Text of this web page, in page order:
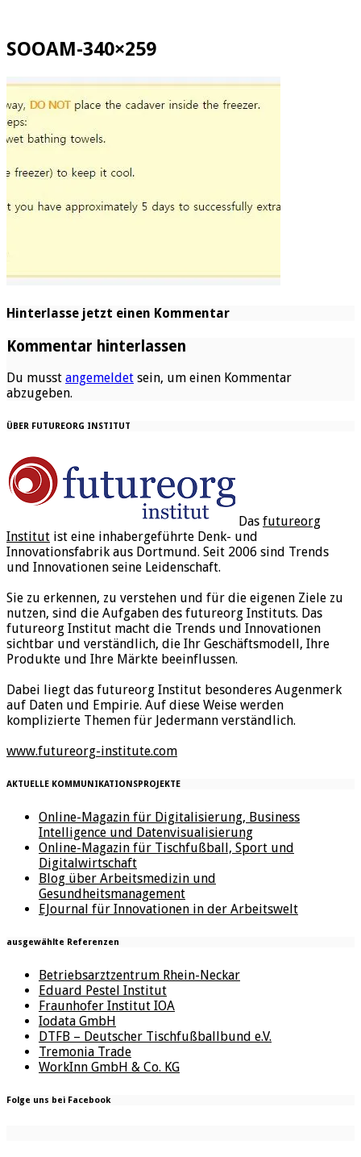
SOOAM-340×259
Hinterlasse jetzt einen Kommentar
Kommentar hinterlassen
Du musst angemeldet sein, um einen Kommentar
abzugeben.
ÜBER FUTUREORG INSTITUT
Das futureorg
Institut ist eine inhabergeführte Denk- und
Innovationsfabrik aus Dortmund. Seit 2006 sind Trends
und Innovationen seine Leidenschaft.
Sie zu erkennen, zu verstehen und für die eigenen Ziele zu
nutzen, sind die Aufgaben des futureorg Instituts. Das
futureorg Institut macht die Trends und Innovationen
sichtbar und verständlich, die Ihr Geschäftsmodell, Ihre
Produkte und Ihre Märkte beeinflussen.
Dabei liegt das futureorg Institut besonderes Augenmerk
auf Daten und Empirie. Auf diese Weise werden
komplizierte Themen für Jedermann verständlich.
www.futureorg-institute.com
AKTUELLE KOMMUNIKATIONSPROJEKTE
Online-Magazin für Digitalisierung, Business
Intelligence und Datenvisualisierung
Online-Magazin für Tischfußball, Sport und
Digitalwirtschaft
Blog über Arbeitsmedizin und
Gesundheitsmanagement
EJournal für Innovationen in der Arbeitswelt
ausgewählte Referenzen
Betriebsarztzentrum Rhein-Neckar
Eduard Pestel Institut
Fraunhofer Institut IOA
Iodata GmbH
DTFB – Deutscher Tischfußballbund e.V.
Tremonia Trade
WorkInn GmbH & Co. KG
Folge uns bei Facebook